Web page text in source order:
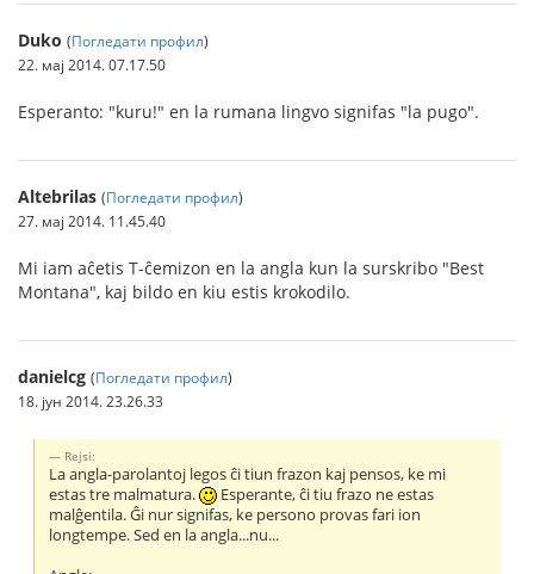
Duko (Погледати профил)
22. мај 2014. 07.17.50
Esperanto: "kuru!" en la rumana lingvo signifas "la pugo".
Altebrilas (Погледати профил)
27. мај 2014. 11.45.40
Mi iam aĉetis T-ĉemizon en la angla kun la surskribo "Best
Montana", kaj bildo en kiu estis krokodilo.
danielcg (Погледати профил)
18. јун 2014. 23.26.33
Rejsi:
La angla-parolantoj legos ĉi tiun frazon kaj pensos, ke mi
estas tre malmatura.
Esperante, ĉi tiu frazo ne estas
malĝentila. Ĝi nur signifas, ke persono provas fari ion
longtempe. Sed en la angla...nu...